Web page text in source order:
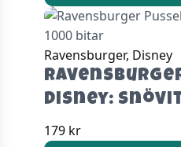
Ravensburger, Disney
Disney:
179 kr